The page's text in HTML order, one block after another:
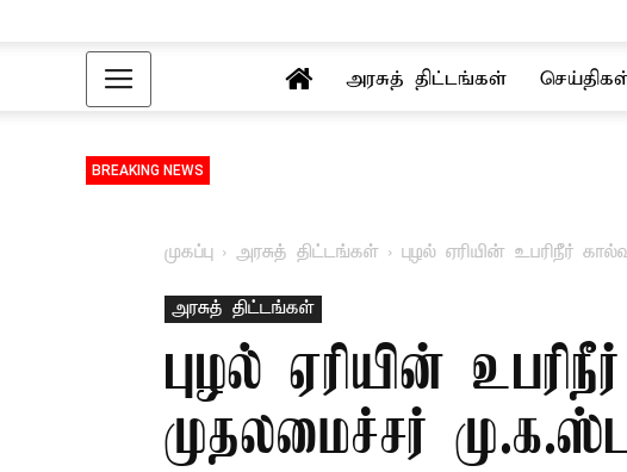
அரசுத் திட்டங்கள்
BREAKING NEWS
முகப்பு அரசுத் திட்டங்கள் புழல் ஏரியின் உபரிநீர்
அரசுத் திட்டங்கள்
புழல் ஏரியின்
முதலமைச்சர்